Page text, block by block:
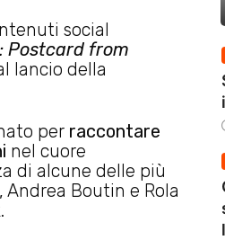
social
Postcard from
lancio della
per raccontare
nel cuore
di alcune delle più
Andrea Boutin e Rola